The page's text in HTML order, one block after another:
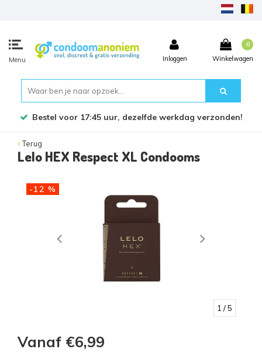
Menu Inloggen
0
Winkelwagen
Bestel voor 17:45 uur, dezelfde werkdag verzonden!
Terug
Lelo HEX Respect XL Condooms
-12 %
1 / 5
Vanaf €6,99